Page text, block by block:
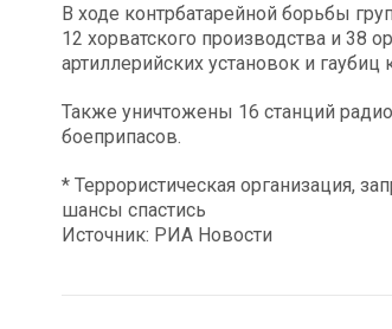
В ходе контрбатарейной борьбы
12 хорватского производства и 38
артиллерийских установок и
Также уничтожены 16 станций
боеприпасов.
* Террористическая организация,
шансы спастись
Источник: РИА Новости